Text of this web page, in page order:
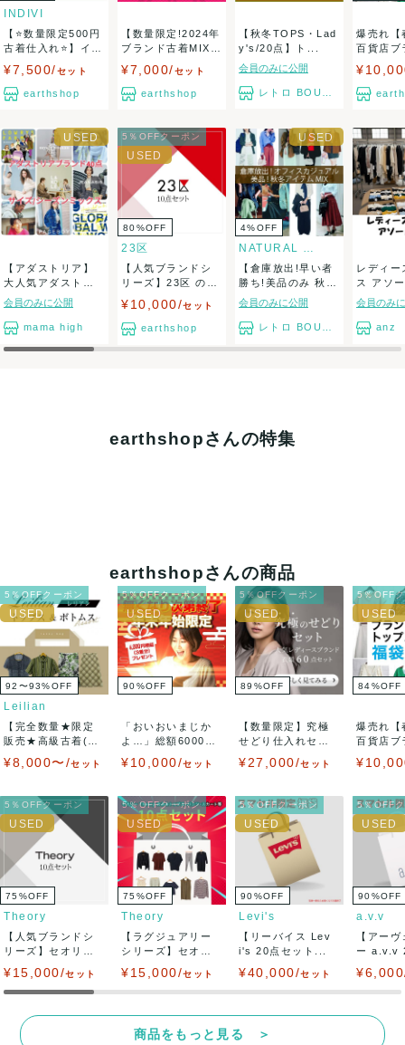
・性別:大人 レディース
【 在庫背景 】
ニ払い
出荷目安：1週間程度
兵庫県から出荷
INDIVI
【⭐数量限定500円
古着仕入れ⭐】イン
¥7,500/セット
earthshop
【数量限定!2024年
ブランド古着MIX★
¥7,000/セット
earthshop
【秋冬TOPS・Lad
y's/20点】ト...
会員のみに公開
レトロ BOUTIQUE
爆売れ【
百貨店ブ
ど...
【アダストリア】
大人気アダストリ
アブランド 大容
会員のみに公開
mama high
5％OFFクーポン
80%OFF
23区
【人気ブランドシ
リーズ】23区 のみ
★トップス・パ...
¥10,000/セット
earthshop
4%OFF
NATURAL BEAUTY BASI...
【倉庫放出!早い者
勝ち!美品のみ 秋
冬・Lady&...
会員のみに公開
レトロ BOUTIQUE
レディー
ス アソ
大量セ
会員のみ
anz
earthshopさんの特集
earthshopさんの商品
5％OFFクーポン
92〜93%OFF
Leilian
【完全数量★限定
販売★高級古着(US
¥8,000〜/セット
5％OFFクーポン
90%OFF
「おいおいまじか
よ…」総額6000円
¥10,000/セット
5％OFFクーポン
89 %OFF
【数量限定】究極
せどり仕入れセッ
販...
¥27,000/セット
5％OFF
84%OFF
爆売れ【
百貨店ブ
ど...
5％OFFクーポン
75 %OFF
Theory
【人気ブランドシ
リーズ】セオリー
¥15,000/セット
5％OFFクーポン
75 %OFF
Theory
【ラグジュアリー
シリーズ】セオリ
¥15,000/セット
5％OFFクーポン
90%OFF
Levi's
【リーバイス Lev
i's 20点セット...
¥40,000/セット
5％OFF
90%OFF
a.v.v
【アー
ー a.v.v
商品をもっと見る ＞